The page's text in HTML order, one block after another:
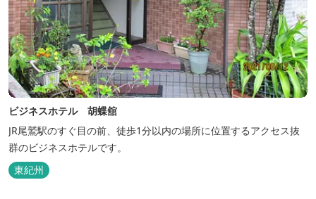
ビジネスホテル 胡蝶舘
JR尾鷲駅のすぐ目の前、徒歩1分以内の場所に位置するアクセス抜
群のビジネスホテルです。
東紀州